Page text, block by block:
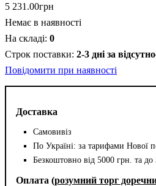
Доставка
Самовивіз
По Україні: за тарифами Нової
Безкоштовно від 5000 грн. та до
Оплата (розумний торг
5 231 .00грн
Немає в наявності
0
2-3 дні за
Повідомити при наявності